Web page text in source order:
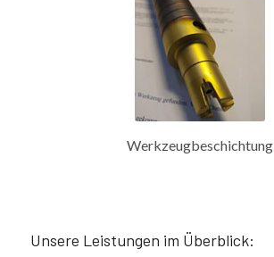
Werkzeugbeschichtung
Unsere Leistungen im Überblick: